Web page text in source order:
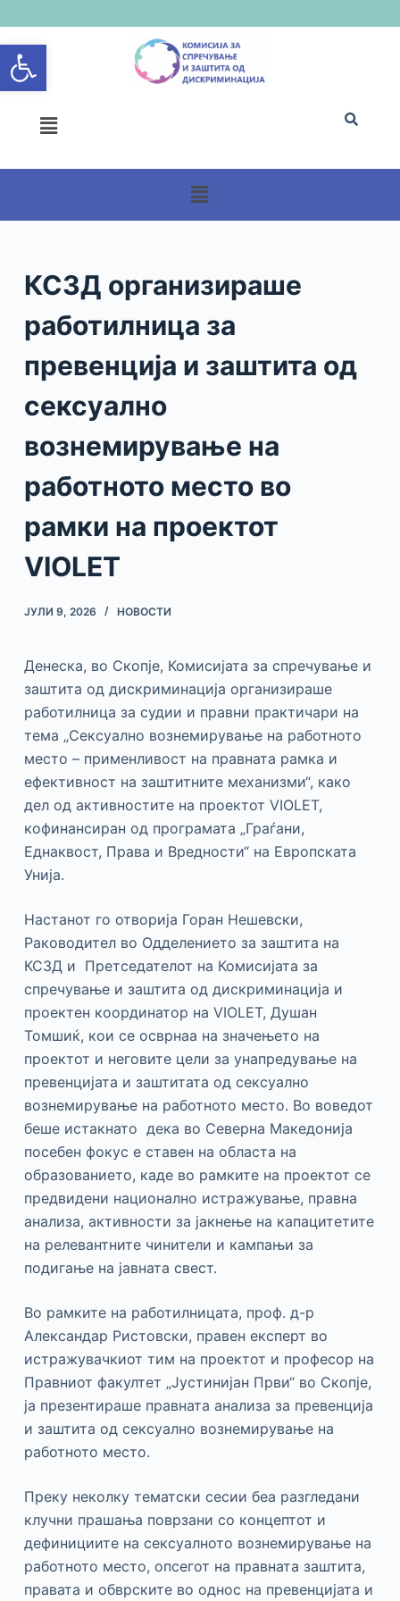
Open toolbark
i
p
nКСЗД организираше
работилница за
превенција и заштита од
сексуално
вознемирување на
работното место во
рамки на проектот
VIOLET
ЈУЛИ 9, 2026 НОВОСТИ
Денеска, во Скопје, Комисијата за спречување и
заштита од дискриминација организираше
работилница за судии и правни практичари на
тема „Сексуално вознемирување на работното
место – применливост на правната рамка и
ефективност на заштитните механизми“, како
дел од активностите на проектот VIOLET,
кофинансиран од програмата „Граѓани,
Еднаквост, Права и Вредности“ на Европската
Унија.
Настанот го отворија Горан Нешевски,
Раководител во Одделението за заштита на
КСЗД и Претседателот на Комисијата за
спречување и заштита од дискриминација и
проектен координатор на VIOLET, Душан
Томшиќ, кои се осврнаа на значењето на
проектот и неговите цели за унапредување на
превенцијата и заштитата од сексуално
вознемирување на работното место. Во воведот
беше истакнато дека во Северна Македонија
посебен фокус е ставен на областа на
образованието, каде во рамките на проектот се
предвидени национално истражување, правна
анализа, активности за јакнење на капацитетите
на релевантните чинители и кампањи за
подигање на јавната свест.
Во рамките на работилницата, проф. д-р
Александар Ристовски, правен експерт во
истражувачкиот тим на проектот и професор на
Правниот факултет „Јустинијан Први“ во Скопје,
ја презентираше правната анализа за превенција
и заштита од сексуално вознемирување на
работното место.
Преку неколку тематски сесии беа разгледани
клучни прашања поврзани со концептот и
дефинициите на сексуалното вознемирување на
работното место, опсегот на правната заштита,
правата и обврските во однос на превенцијата и